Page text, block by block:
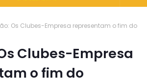
Os Clubes-Empresa representam o fim do
Clubes-Empresa
o fim do